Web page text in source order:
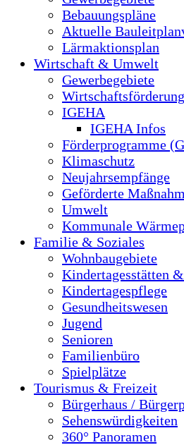
Bebauungspläne
Aktuelle
Lärmaktionsplan
Wirtschaft & Umwelt
Gewerbegebiete
Wirtschaftsförderung
IGEHA
IGEHA Infos
Förderprogramme
Klimaschutz
Neujahrsempfänge
Geförderte
Umwelt
Kommunale
Familie & Soziales
Wohnbaugebiete
Kindertagesstätten
Kindertagespflege
Gesundheitswesen
Jugend
Senioren
Familienbüro
Spielplätze
Tourismus & Freizeit
Bürgerhaus /
Sehenswürdigkeiten
360° Panoramen